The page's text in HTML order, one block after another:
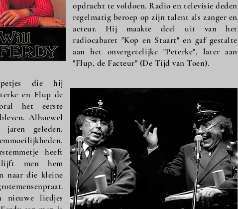
opdracht te voldoen. Radio en televisie deden
regelmatig beroep op zijn talent als zanger en
acteur. Hij maakte deel uit van het
radiocabaret "Kop en Staart" en gaf gestalte
aan het onvergetelijke "Peterke", later aan
"Flup, de Facteur" (De Tijd van Toen).
die hij
en Flup de
het eerste
Alhoewel
geleden,
heeft
men hem
naar die kleine
nieuwe liedjes